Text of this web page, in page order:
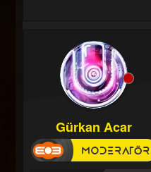
Gürkan Acar